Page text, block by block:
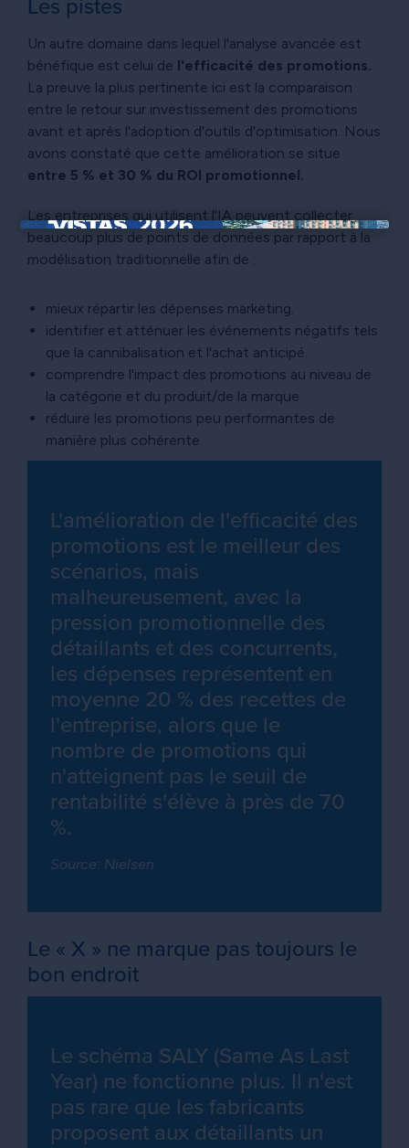
×
Un autre domaine dans lequel l'analyse avancée est
bénéfique est celui de l'efficacité des promotions.
La preuve la plus pertinente ici est la comparaison
entre le retour sur investissement des promotions
avant et après l'adoption d'outils d'optimisation. Nous
avons constaté que cette amélioration se situe
entre 5 % et 30 % du ROI promotionnel.
Les entreprises qui utilisent l'IA peuvent collecter
beaucoup plus de points de données par rapport à la
modélisation traditionnelle afin de :
mieux répartir les dépenses marketing.
identifier et atténuer les événements négatifs tels
que la cannibalisation et l'achat anticipé.
comprendre l'impact des promotions au niveau de
la catégorie et du produit/de la marque
réduire les promotions peu performantes de
manière plus cohérente.
L'amélioration de l'efficacité des
promotions est le meilleur des
scénarios, mais
malheureusement, avec la
pression promotionnelle des
détaillants et des concurrents,
les dépenses représentent en
moyenne 20 % des recettes de
l'entreprise, alors que le
nombre de promotions qui
n'atteignent pas le seuil de
rentabilité s'élève à près de 70
%.
Source: Nielsen
Le « X » ne marque pas toujours le
bon endroit
Le schéma SALY (Same As Last
Year) ne fonctionne plus. Il n'est
pas rare que les fabricants
proposent aux détaillants un